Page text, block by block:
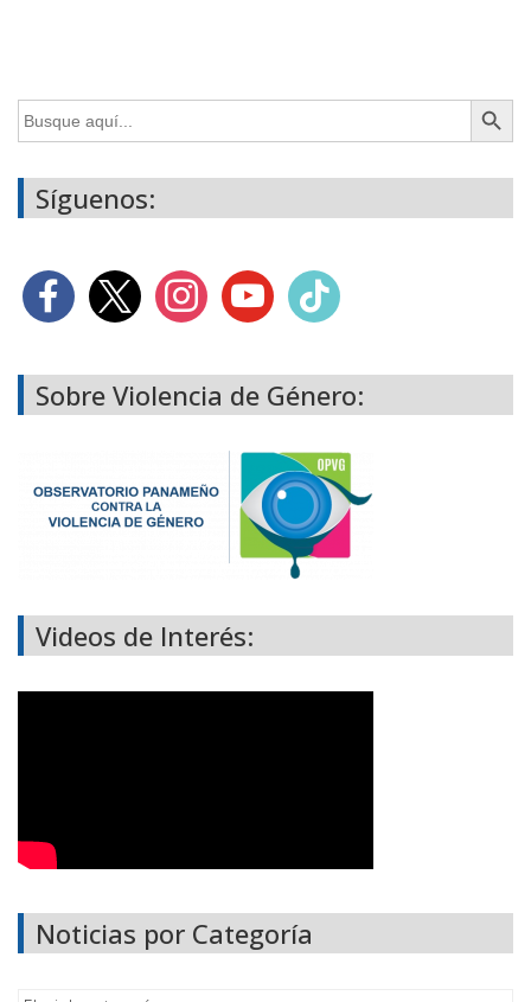
Buscar: Botón de
Síguenos:
Sobre Violencia de Género:
Videos de Interés:
Noticias por Categoría